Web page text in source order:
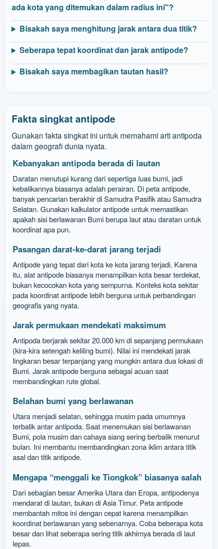
ada kota yang ditemukan dalam radius ini"?
Bisakah saya menghitung jarak antara dua titik?
Seberapa tepat koordinat dan jarak antipode?
Bisakah saya membagikan tautan hasil?
Fakta singkat antipode
Gunakan fakta singkat ini untuk memahami arti antipoda
dalam geografi dunia nyata.
Kebanyakan antipoda berada di lautan
Daratan menutupi kurang dari sepertiga luas bumi, jadi
kebalikannya biasanya adalah perairan. Di peta antipode,
banyak pencarian berakhir di Samudra Pasifik atau Samudra
Selatan. Gunakan kalkulator antipode untuk memastikan
apakah sisi berlawanan Bumi berupa laut atau daratan untuk
koordinat apa pun.
Pasangan darat-ke-darat jarang terjadi
Antipode yang tepat dari kota ke kota jarang terjadi. Karena
itu, alat antipode biasanya menampilkan kota besar terdekat,
bukan kecocokan kota yang sempurna. Konteks kota sekitar
pada koordinat antipode lebih berguna untuk perbandingan
geografis yang nyata.
Jarak permukaan mendekati maksimum
Antipoda berjarak sekitar 20.000 km di sepanjang permukaan
(kira-kira setengah keliling bumi). Nilai ini mendekati jarak
lingkaran besar terpanjang yang mungkin antara dua lokasi di
Bumi. Jarak antipode berguna sebagai acuan saat
membandingkan rute global.
Belahan bumi yang berlawanan
Utara menjadi selatan, sehingga musim pada umumnya
terbalik antar antipoda. Saat menemukan sisi berlawanan
Bumi, pola musim dan cahaya siang sering berbalik menurut
bulan. Ini membantu membandingkan zona iklim antara titik
asal dan titik antipode.
Mengapa “menggali ke Tiongkok” biasanya salah
Dari sebagian besar Amerika Utara dan Eropa, antipodenya
mendarat di lautan, bukan di Asia Timur. Peta antipode
membantah mitos ini dengan cepat karena menampilkan
koordinat berlawanan yang sebenarnya. Coba beberapa kota
besar dan lihat seberapa sering titik akhirnya berada di laut
lepas.